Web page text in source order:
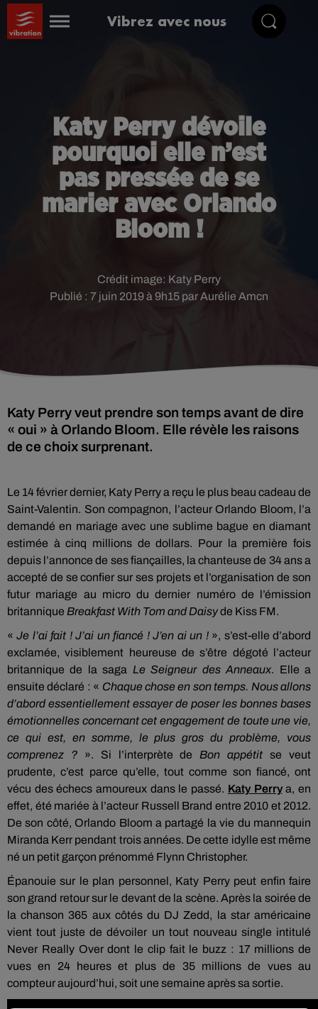
Vibrez avec nous
Katy Perry dévoile
pourquoi elle n’est
pas pressée de se
marier avec Orlando
Bloom !
Publié : 7 juin 2019 à 9h15 par Aurélie Amcn
Crédit image: Katy Perry
Katy Perry veut prendre son temps avant de dire
« oui » à Orlando Bloom. Elle révèle les raisons
de ce choix surprenant.
Le 14 février dernier, Katy Perry a reçu le plus beau cadeau de
Saint-Valentin. Son compagnon, l’acteur Orlando Bloom, l’a
demandé en mariage avec une sublime bague en diamant
estimée à cinq millions de dollars. Pour la première fois
depuis l’annonce de ses fiançailles, la chanteuse de 34 ans a
accepté de se confier sur ses projets et l’organisation de son
futur mariage au micro du dernier numéro de l’émission
britannique Breakfast With Tom and Daisyde Kiss FM.
«Je l’ai fait ! J’ai un fiancé ! J’en ai un !», s’est-elle d’abord
exclamée, visiblement heureuse de s’être dégoté l’acteur
britannique de la saga Le Seigneur des Anneaux. Elle a
ensuite déclaré : « Chaque chose en son temps. Nous allons
d’abord essentiellement essayer de poser les bonnes bases
émotionnelles concernant cet engagement de toute une vie,
ce qui est, en somme, le plus gros du problème, vous
comprenez ?». Si l’interprète de Bon appétit se veut
prudente, c’est parce qu’elle, tout comme son fiancé, ont
vécu des échecs amoureux dans le passé. Katy Perrya, en
effet, été mariée à l’acteur Russell Brand entre 2010 et 2012.
De son côté, Orlando Bloom a partagé la vie du mannequin
Miranda Kerr pendant trois années. De cette idylle est même
né un petit garçon prénommé Flynn Christopher.
Épanouie sur le plan personnel, Katy Perry peut enfin faire
son grand retour sur le devant de la scène. Après la soirée de
la chanson 365 aux côtés du DJ Zedd, la star américaine
vient tout juste de dévoiler un tout nouveau single intitulé
Never Really Over dont le clip fait le buzz : 17 millions de
vues en 24 heures et plus de 35 millions de vues au
compteur aujourd’hui, soit une semaine après sa sortie.